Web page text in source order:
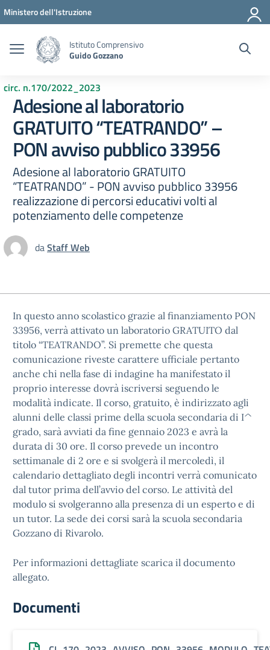
Vai ai contenuti
Vai al menu di navigazione
Vai al footer
Ministero dell'Istruzione
Istituto Comprensivo
Guido Gozzano
circ. n.170/2022_2023
Adesione al laboratorio
GRATUITO “TEATRANDO” –
PON avviso pubblico 33956
Adesione al laboratorio GRATUITO
“TEATRANDO” - PON avviso pubblico 33956
realizzazione di percorsi educativi volti al
potenziamento delle competenze
daStaff Web
In questo anno scolastico grazie al finanziamento PON
33956, verrà attivato un laboratorio GRATUITO dal
titolo “TEATRANDO”. Si premette che questa
comunicazione riveste carattere ufficiale pertanto
anche chi nella fase di indagine ha manifestato il
proprio interesse dovrà iscriversi seguendo le
modalità indicate. Il corso, gratuito, è indirizzato agli
alunni delle classi prime della scuola secondaria di I^
grado, sarà avviati da fine gennaio 2023 e avrà la
durata di 30 ore. Il corso prevede un incontro
settimanale di 2 ore e si svolgerà il mercoledì, il
calendario dettagliato degli incontri verrà comunicato
dal tutor prima dell’avvio del corso. Le attività del
modulo si svolgeranno alla presenza di un esperto e di
un tutor. La sede dei corsi sarà la scuola secondaria
Gozzano di Rivarolo.
Per informazioni dettagliate scarica il documento
allegato.
Documenti